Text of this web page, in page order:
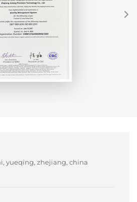
yueqing, zhejiang, china